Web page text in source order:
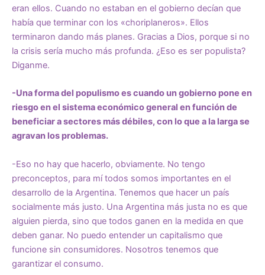
eran ellos. Cuando no estaban en el gobierno decían que
había que terminar con los «choriplaneros». Ellos
terminaron dando más planes. Gracias a Dios, porque si no
la crisis sería mucho más profunda. ¿Eso es ser populista?
Diganme.
-Una forma del populismo es cuando un gobierno pone en
riesgo en el sistema económico general en función de
beneficiar a sectores más débiles, con lo que a la larga se
agravan los problemas.
-Eso no hay que hacerlo, obviamente. No tengo
preconceptos, para mí todos somos importantes en el
desarrollo de la Argentina. Tenemos que hacer un país
socialmente más justo. Una Argentina más justa no es que
alguien pierda, sino que todos ganen en la medida en que
deben ganar. No puedo entender un capitalismo que
funcione sin consumidores. Nosotros tenemos que
garantizar el consumo.